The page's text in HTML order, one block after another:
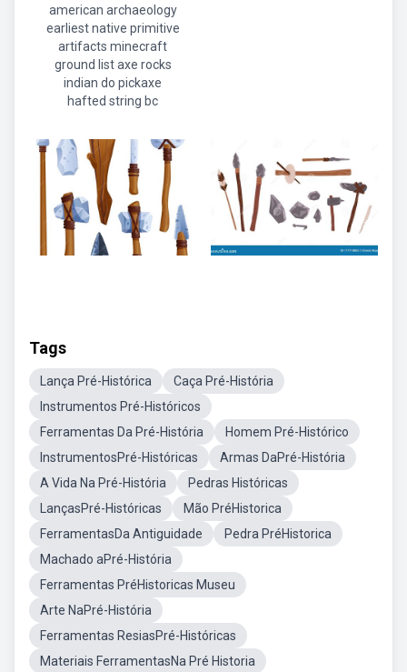
american archaeology
earliest native primitive
artifacts minecraft
ground list axe rocks
indian do pickaxe
hafted string bc
Tags
Lança Pré-Histórica
Caça Pré-História
Instrumentos Pré-Históricos
Ferramentas Da Pré-História
Homem Pré-Histórico
InstrumentosPré-Históricas
Armas DaPré-História
A Vida Na Pré-História
Pedras Históricas
LançasPré-Históricas
Mão PréHistorica
FerramentasDa Antiguidade
Pedra PréHistorica
Machado aPré-História
Ferramentas PréHistoricas Museu
Arte NaPré-História
Ferramentas ResiasPré-Históricas
Materiais FerramentasNa Pré Historia